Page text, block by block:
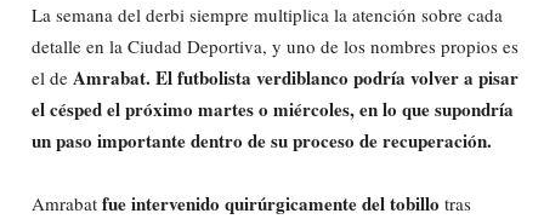
La semana del derbi siempre multiplica la atención sobre cada
detalle en la Ciudad Deportiva, y uno de los nombres propios es
el de Amrabat. El futbolista verdiblanco podría volver a pisar
el césped el próximo martes o miércoles, en lo que supondría
un paso importante dentro de su proceso de recuperación.
Amrabat fue intervenido quirúrgicamente del tobillo tras